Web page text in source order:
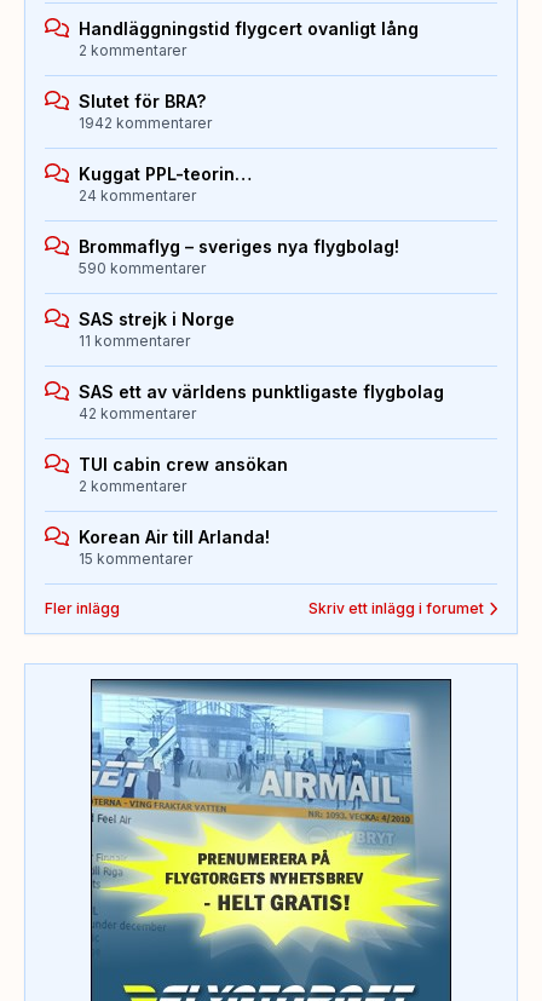
Handläggningstid flygcert ovanligt lång
2 kommentarer
Slutet för BRA?
1942 kommentarer
Kuggat PPL-teorin…
24 kommentarer
Brommaflyg – sveriges nya flygbolag!
590 kommentarer
SAS strejk i Norge
11 kommentarer
SAS ett av världens punktligaste flygbolag
42 kommentarer
TUI cabin crew ansökan
2 kommentarer
Korean Air till Arlanda!
15 kommentarer
Fler inlägg Skriv ett inlägg i forumet